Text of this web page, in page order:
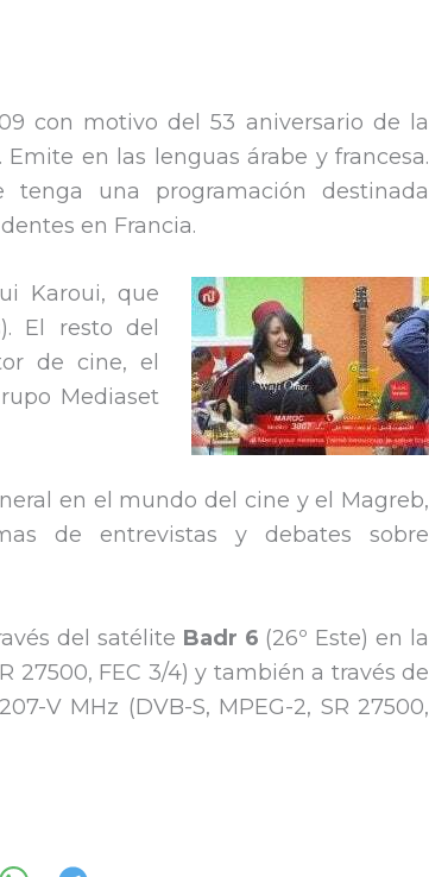
con motivo del 53 aniversario de la
en las lenguas árabe y francesa.
tenga una programación destinada
en Francia.
Karoui, que
El resto del
de cine, el
Mediaset
en el mundo del cine y el Magreb,
de entrevistas y debates sobre
del satélite Badr 6 (26º Este) en la
27500, FEC 3/4) y también a través de
V MHz (DVB-S, MPEG-2, SR 27500,